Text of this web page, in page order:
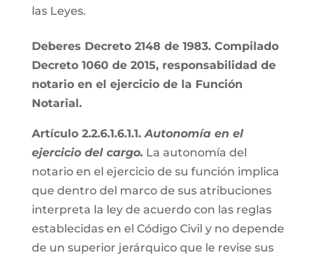
las Leyes.
Deberes Decreto 2148 de 1983. Compilado
Decreto 1060 de 2015, responsabilidad de
notario en el ejercicio de la Función
Notarial.
Artículo 2.2.6.1.6.1.1.Autonomía en el
ejercicio del cargo. La autonomía del
notario en el ejercicio de su función implica
que dentro del marco de sus atribuciones
interpreta la ley de acuerdo con las reglas
establecidas en el Código Civil y no depende
de un superior jerárquico que le revise sus